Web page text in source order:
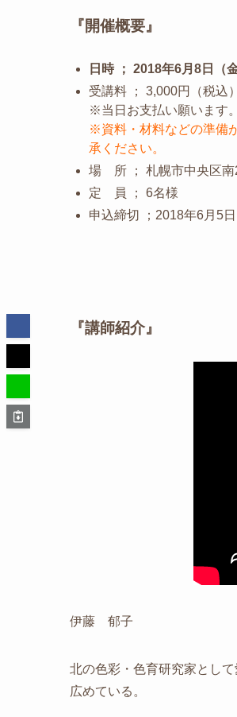
『開催概要』
日時 ； 2018年6月8日（
受講料 ； 3,000円（税込）
※当日お支払い願います。
※資料・材料などの準備
承ください。
場 所 ； 札幌市中央区
定 員 ； 6名様
申込締切 ；2018年6月5日
『講師紹介』
伊藤 郁子
北の色彩・色育研究家とし
広めている。